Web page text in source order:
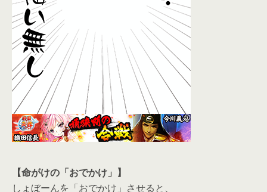
【命がけの「おでかけ」】
しょぼーんを「おでかけ」させると、